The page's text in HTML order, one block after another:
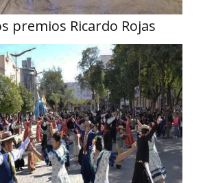
premios Ricardo Rojas